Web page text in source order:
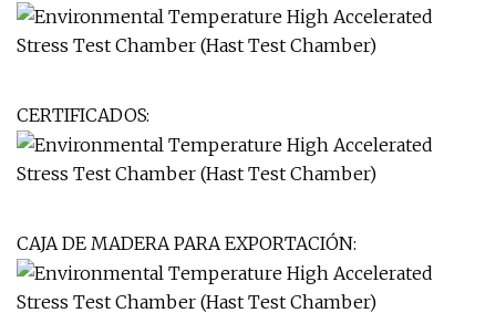
CERTIFICADOS:
CAJA DE MADERA PARA EXPORTACIÓN: